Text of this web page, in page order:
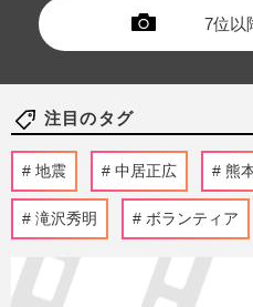
7位以
注目のタグ
地震 中居正広 熊
滝沢秀明 ボランティア